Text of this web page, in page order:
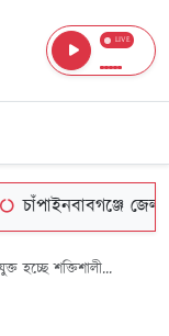
LIVE
চাঁপাইনবাবগঞ্জে জেলা
হচ্ছে শক্তিশালী...